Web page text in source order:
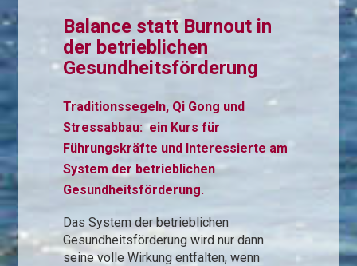
Balance statt Burnout in
der betrieblichen
Gesundheitsförderung
Traditionssegeln, Qi Gong und
Stressabbau: ein Kurs für
Führungskräfte und Interessierte am
System der betrieblichen
Gesundheitsförderung.
Das System der betrieblichen
Gesundheitsförderung wird nur dann
seine volle Wirkung entfalten, wenn